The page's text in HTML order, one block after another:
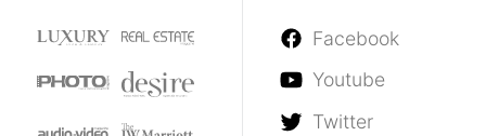
Facebook
Youtube
Twitter